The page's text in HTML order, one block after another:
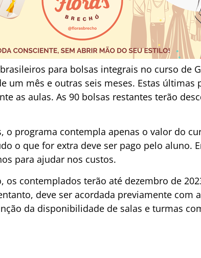
para bolsas integrais no curso de
um mês e outras seis meses. Estas
as aulas. As 90 bolsas restantes terão
o programa contempla apenas o valor do
o que for extra deve ser pago pelo aluno.
para ajudar nos custos.
os contemplados terão até dezembro de
deve ser acordada previamente com
da disponibilidade de salas e turmas